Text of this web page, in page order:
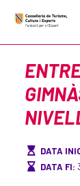
DATA
DATA FI: